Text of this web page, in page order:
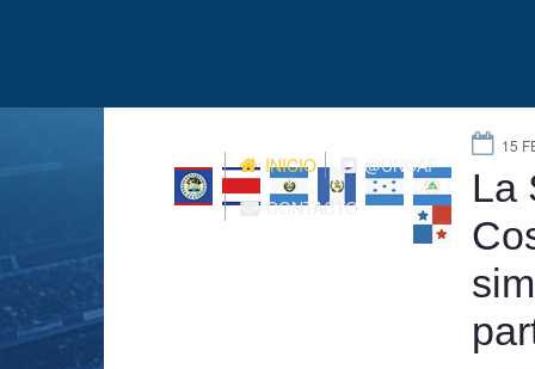
INICIO
@UNCAF
CONTACTO
15
La